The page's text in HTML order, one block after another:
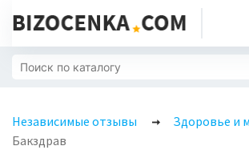
Независимые отзывы
Здоровье и
Бакздрав